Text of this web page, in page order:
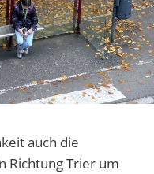
auch die
Richtung Trier um